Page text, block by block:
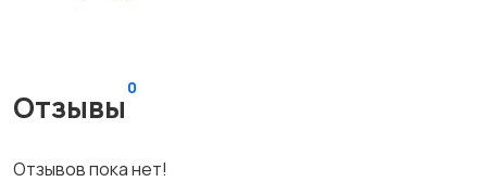
Отзывы
0
Отзывов пока нет!